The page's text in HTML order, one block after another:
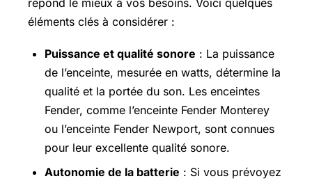
éléments clés à considérer :
Puissance et qualité sonore : La puissance
de l’enceinte, mesurée en watts, détermine la
qualité et la portée du son. Les enceintes
Fender, comme l’enceinte Fender Monterey
ou l’enceinte Fender Newport, sont connues
pour leur excellente qualité sonore.
Autonomie de la batterie : Si vous prévoyez